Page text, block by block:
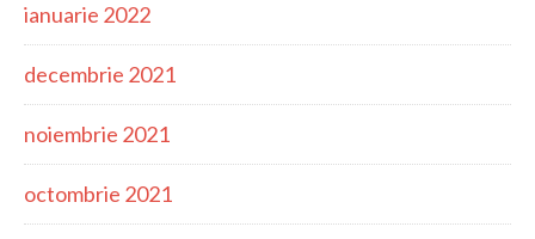
ianuarie 2022
decembrie 2021
noiembrie 2021
octombrie 2021